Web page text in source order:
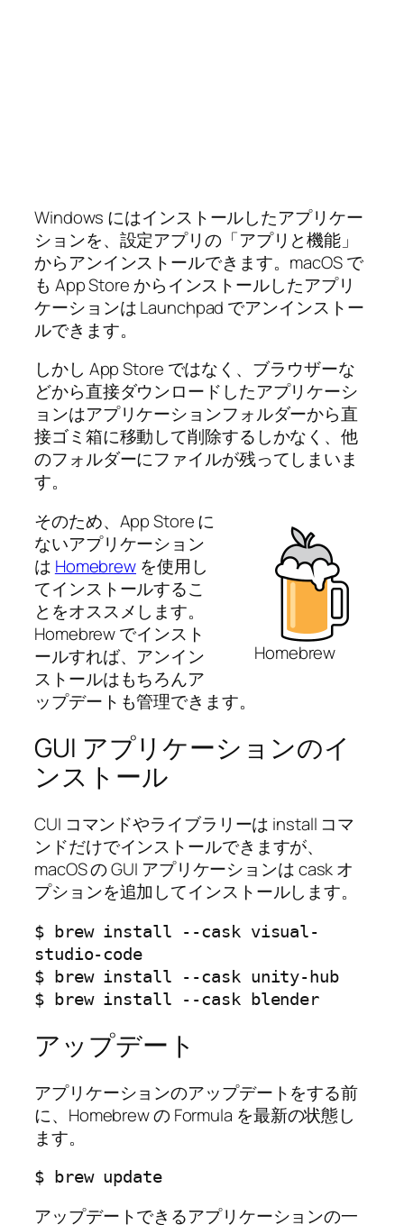
Windows にはインストールしたアプリケー
ションを、設定アプリの「アプリと機能」
からアンインストールできます。macOS で
も App Store からインストールしたアプリ
ケーションは Launchpad でアンインストー
ルできます。
しかし App Store ではなく、ブラウザーな
どから直接ダウンロードしたアプリケーシ
ョンはアプリケーションフォルダーから直
接ゴミ箱に移動して削除するしかなく、他
のフォルダーにファイルが残ってしまいま
す。
Homebrew
そのため、App Store に
ないアプリケーション
は Homebrew を使用し
てインストールするこ
とをオススメします。
Homebrew でインスト
ールすれば、アンイン
ストールはもちろんア
ップデートも管理できます。
GUI アプリケーションのイ
ンストール
CUI コマンドやライブラリーは install コマ
ンドだけでインストールできますが、
macOS の GUI アプリケーションは cask オ
プションを追加してインストールします。
$ brew install --cask visual-
studio-code
$ brew install --cask unity-hub
$ brew install --cask blender
アップデート
アプリケーションのアップデートをする前
に、Homebrew の Formula を最新の状態し
ます。
$ brew update
アップデートできるアプリケーションの一